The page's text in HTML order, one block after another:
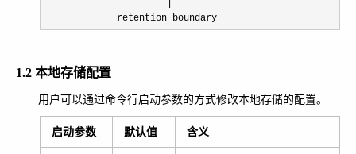
             retention boundary
1.2 本地存储配置
用户可以通过命令行启动参数的方式修改本地存储的配置。
启动参数 默认值 含义